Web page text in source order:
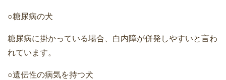
○糖尿病の犬
糖尿病に掛かっている場合、白内障が併発しやすいと言わ
れています。
○遺伝性の病気を持つ犬